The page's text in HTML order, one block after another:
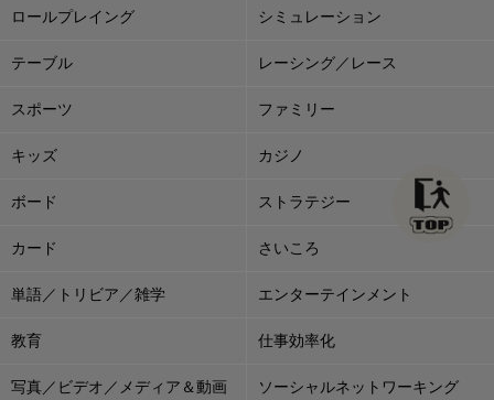
ロールプレイング シミュレーション
テーブル レーシング／レース
スポーツ ファミリー
キッズ カジノ
ボード ストラテジー
カード さいころ
単語／トリビア／雑学 エンターテインメント
教育 仕事効率化
写真／ビデオ／メディア＆動画 ソーシャルネットワーキング